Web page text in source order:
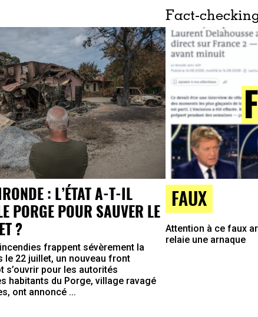
: L’ÉTAT A-T-IL
PORGE POUR SAUVER LE
?
frappent sévèrement la
le 22 juillet, un nouveau front
s’ouvrir pour les autorités
habitants du Porge, village ravagé
ont annoncé ...
Fact-
FAUX
Attention à ce faux
relaie une arnaque